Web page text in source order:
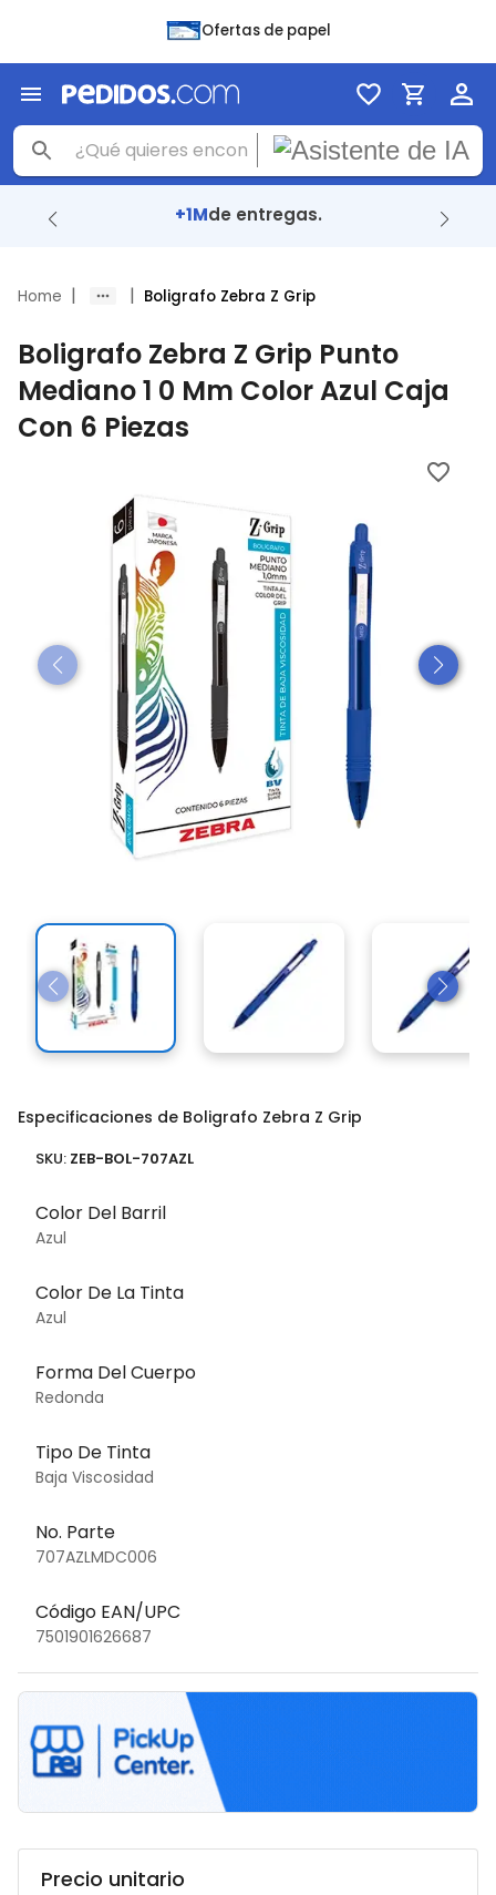
Ofertas de papel
+1Mde entregas.
Home | | Boligrafo Zebra Z Grip
Boligrafo Zebra Z Grip Punto
Mediano 1 0 Mm Color Azul Caja
Con 6 Piezas
Especificaciones de Boligrafo Zebra Z Grip
SKU: ZEB-BOL-707AZL
Color Del Barril
Azul
Color De La Tinta
Azul
Forma Del Cuerpo
Redonda
Tipo De Tinta
Baja Viscosidad
No. Parte
707AZLMDC006
Código EAN/UPC
7501901626687
Precio unitario